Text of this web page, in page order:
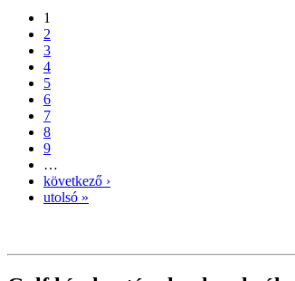
1
2
3
4
5
6
7
8
9
…
következő ›
utolsó »